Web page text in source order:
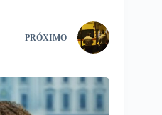
PRÓXIMO